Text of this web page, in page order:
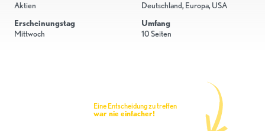
Aktien
Deutschland, Europa, USA
Erscheinungstag
Mittwoch
Umfang
10 Seiten
Eine Entscheidung zu treffen
war nie einfacher!